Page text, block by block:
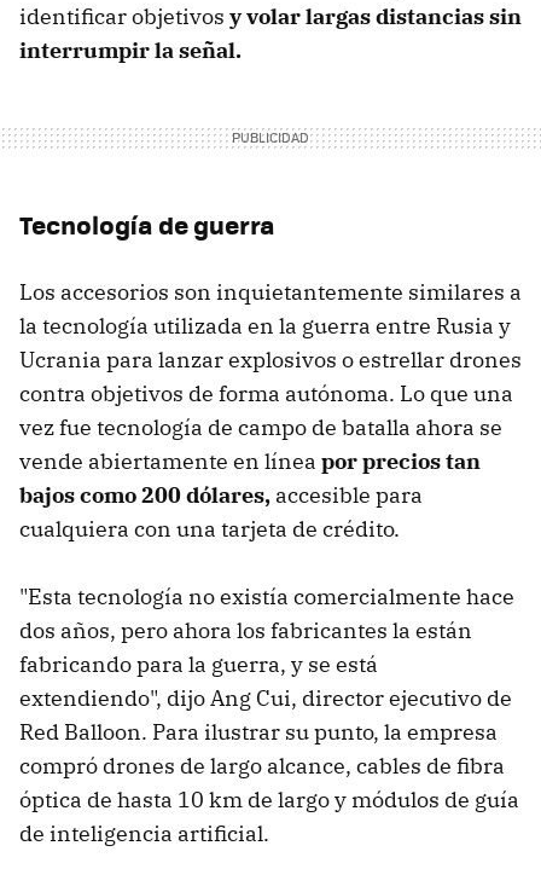
identificar objetivos y volar largas distancias sin
interrumpir la señal.
Tecnología de guerra
Los accesorios son inquietantemente similares a
la tecnología utilizada en la guerra entre Rusia y
Ucrania para lanzar explosivos o estrellar drones
contra objetivos de forma autónoma. Lo que una
vez fue tecnología de campo de batalla ahora se
vende abiertamente en línea por precios tan
bajos como 200 dólares, accesible para
cualquiera con una tarjeta de crédito.
"Esta tecnología no existía comercialmente hace
dos años, pero ahora los fabricantes la están
fabricando para la guerra, y se está
extendiendo", dijo Ang Cui, director ejecutivo de
Red Balloon. Para ilustrar su punto, la empresa
compró drones de largo alcance, cables de fibra
óptica de hasta 10 km de largo y módulos de guía
de inteligencia artificial.